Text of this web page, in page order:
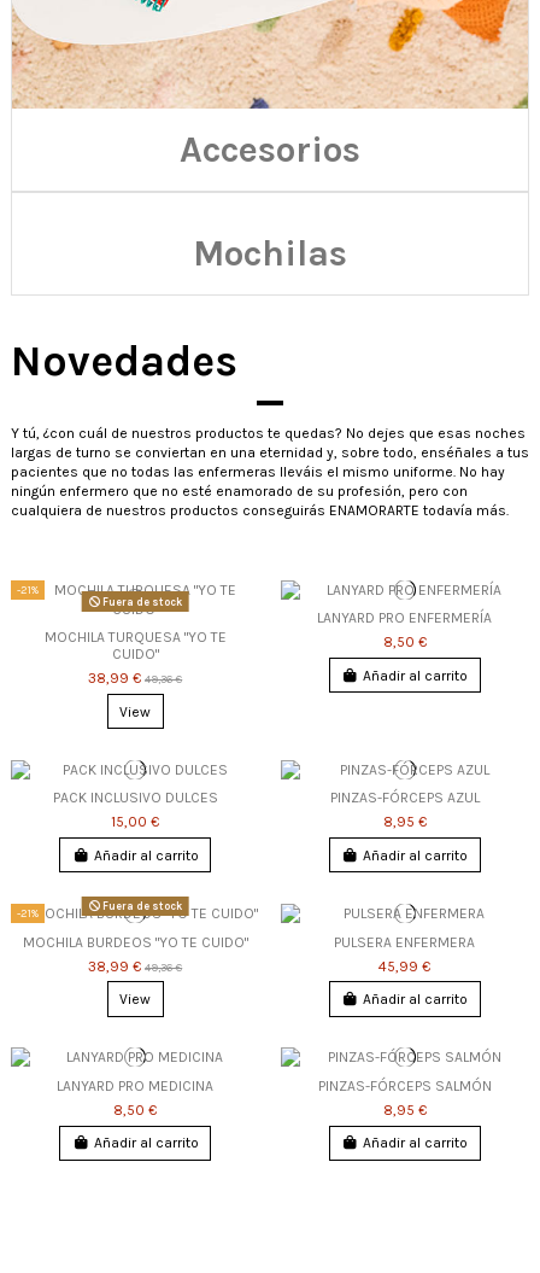
Accesorios
Mochilas
Novedades
Y tú, ¿con cuál de nuestros productos te quedas? No dejes que esas noches
largas de turno se conviertan en una eternidad y, sobre todo, enséñales a tus
pacientes que no todas las enfermeras lleváis el mismo uniforme. No hay
ningún enfermero que no esté enamorado de su profesión, pero con
cualquiera de nuestros productos conseguirás ENAMORARTE todavía más.
-21%
Fuera de stock
MOCHILA TURQUESA "YO TE
CUIDO"
38,99 €49,36 €
View
LANYARD PRO ENFERMERÍA
8,50 €
Añadir al carrito
PACK INCLUSIVO DULCES
15,00 €
Añadir al carrito
PINZAS-FÓRCEPS AZUL
8,95 €
Añadir al carrito
-21%
Fuera de stock
MOCHILA BURDEOS "YO TE CUIDO"
38,99 €49,36 €
View
PULSERA ENFERMERA
45,99 €
Añadir al carrito
LANYARD PRO MEDICINA
8,50 €
Añadir al carrito
PINZAS-FÓRCEPS SALMÓN
8,95 €
Añadir al carrito